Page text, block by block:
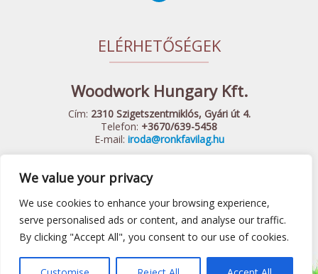
We value your privacy
We use cookies to enhance your browsing experience,
serve personalised ads or content, and analyse our traffic.
By clicking "Accept All", you consent to our use of cookies.
ELÉRHETŐSÉGEK
Woodwork Hungary Kft.
Cím: 2310 Szigetszentmiklós, Gyári út 4.
Telefon: +3670/639-5458
E-mail: iroda@ronkfavilag.hu
© 2015 Woodwork Hungary Kft. - Minden Jog Fenntartva
Játszótéri eszközök|Előtető|Fa hintaágy| Felnőtt játszótér
ÁSZF